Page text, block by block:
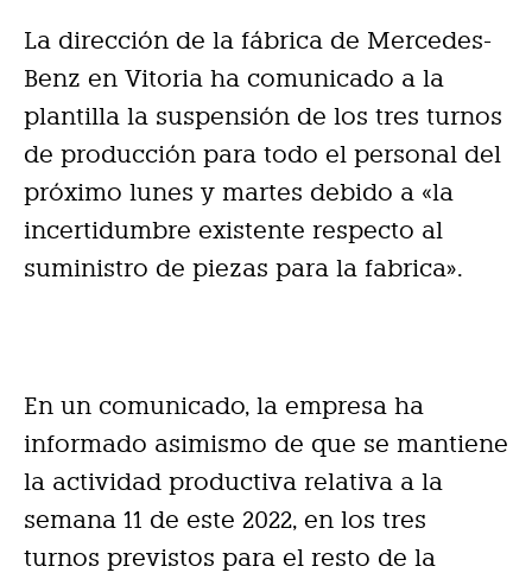
La dirección de la fábrica de Mercedes-
Benz en Vitoria ha comunicado a la
plantilla la suspensión de los tres turnos
de producción para todo el personal del
próximo lunes y martes debido a «la
incertidumbre existente respecto al
suministro de piezas para la fabrica».
En un comunicado, la empresa ha
informado asimismo de que se mantiene
la actividad productiva relativa a la
semana 11 de este 2022, en los tres
turnos previstos para el resto de la